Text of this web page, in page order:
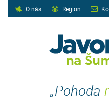
O nás Region
„Pohoda